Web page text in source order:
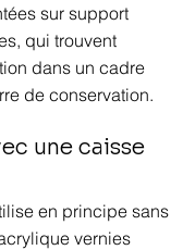
sur support
qui trouvent
dans un cadre
de conservation.
une caisse
en principe sans
vernies